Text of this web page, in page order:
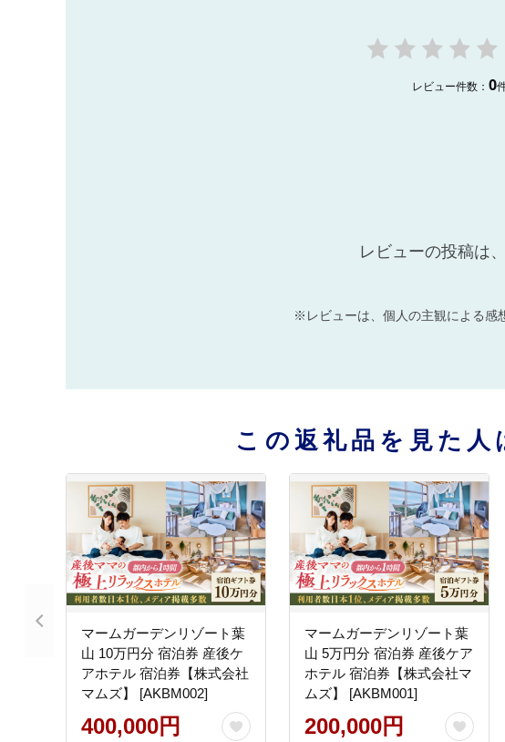
レビュー件数： 0
レビューの投稿は
※レビューは、個人の主観による感
この返礼品を見た人
マームガーデンリゾート葉
山 10万円分 宿泊券 産後ケ
アホテル 宿泊券【株式会社
マムズ】 [AKBM002]
400,000円
マームガーデンリゾート葉
山 5万円分 宿泊券 産後ケア
ホテル 宿泊券【株式会社マ
ムズ】 [AKBM001]
200,000円